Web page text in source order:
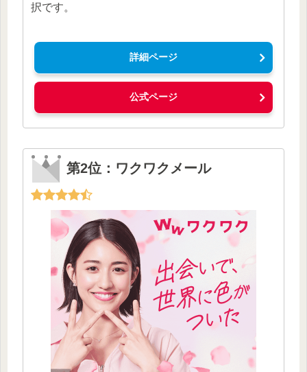
択です。
詳細ページ
公式ページ
第2位：ワクワクメール